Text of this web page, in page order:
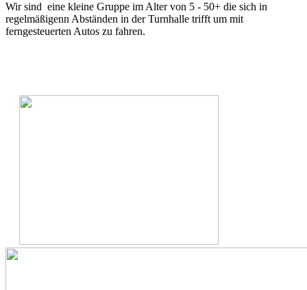
Wir sind eine kleine Gruppe im Alter von 5 - 50+ die sich in
regelmäßigenn Abständen in der Turnhalle trifft um mit
ferngesteuerten Autos zu fahren.